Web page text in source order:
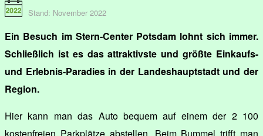
Stand: November 2022
Ein Besuch im Stern-Center Potsdam lohnt sich immer.
Schließlich ist es das attraktivste und größte Einkaufs-
und Erlebnis-Paradies in der Landeshauptstadt und der
Region.
Hier kann man das Auto bequem auf einem der 2 100